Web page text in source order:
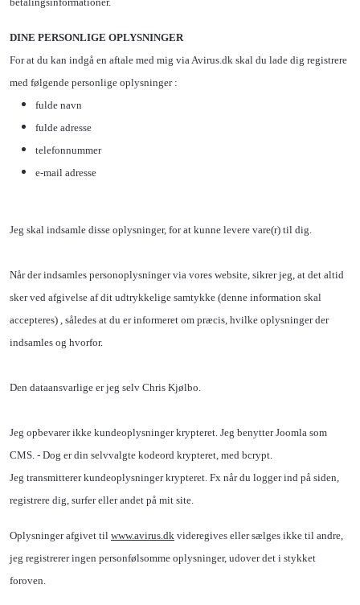
DINE PERSONLIGE OPLYSNINGER
For at du kan indgå en aftale med mig via Avirus.dk skal du lade dig registrere
med følgende personlige oplysninger :
fulde navn
fulde adresse
telefonnummer
e-mail adresse
Jeg skal indsamle disse oplysninger, for at kunne levere vare(r) til dig.
Når der indsamles personoplysninger via vores website, sikrer jeg, at det altid
sker ved afgivelse af dit udtrykkelige samtykke (denne information skal
accepteres) , således at du er informeret om præcis, hvilke oplysninger der
indsamles og hvorfor.
Den dataansvarlige er jeg selv Chris Kjølbo.
Jeg opbevarer ikke kundeoplysninger krypteret. Jeg benytter Joomla som
CMS. - Dog er din selvvalgte kodeord krypteret, med bcrypt.
Jeg transmitterer kundeoplysninger krypteret. Fx når du logger ind på siden,
registrere dig, surfer eller andet på mit site.
Oplysninger afgivet til www.avirus.dk videregives eller sælges ikke til andre,
jeg registrerer ingen personfølsomme oplysninger, udover det i stykket
foroven.